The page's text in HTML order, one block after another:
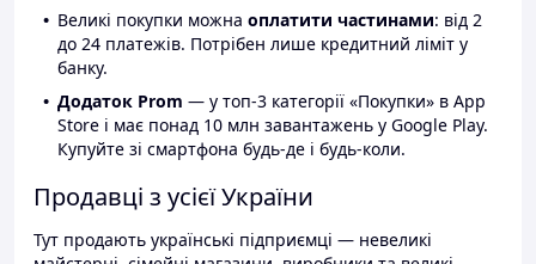
Великі покупки можна оплатити частинами: від 2
до 24 платежів. Потрібен лише кредитний ліміт у
банку.
Додаток Prom — у топ-3 категорії «Покупки» в App
Store і має понад 10 млн завантажень у Google Play.
Купуйте зі смартфона будь-де і будь-коли.
Продавці з усієї України
Тут продають українські підприємці — невеликі